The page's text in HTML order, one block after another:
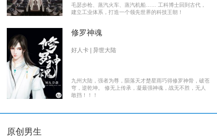
毛瑟步枪、蒸汽火车、蒸汽机船…… 工科博士回到古代，
建立工业体系，打造一个领先世界的科技王朝！
修罗神魂
好人卡 | 异世大陆
九州大陆，强者为尊，陨落天才楚星雨巧得修罗神骨，破苍
穹，逆乾坤。 修无上传承，凝最强神魂，战无不胜，无人
敢挡！！！
原创男生